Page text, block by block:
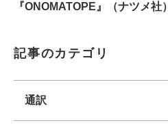
『ONOMATOPE』（ナツメ社）
記事のカテゴリ
通訳